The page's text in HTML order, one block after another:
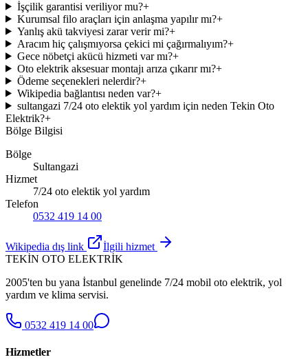
İşçilik garantisi veriliyor mu?+
Kurumsal filo araçları için anlaşma yapılır mı?+
Yanlış akü takviyesi zarar verir mi?+
Aracım hiç çalışmıyorsa çekici mi çağırmalıyım?+
Gece nöbetçi akücü hizmeti var mı?+
Oto elektrik aksesuar montajı arıza çıkarır mı?+
Ödeme seçenekleri nelerdir?+
Wikipedia bağlantısı neden var?+
sultangazi 7/24 oto elektik yol yardım için neden Tekin Oto
Elektrik?+
Bölge Bilgisi
Bölge
Sultangazi
Hizmet
7/24 oto elektik yol yardım
Telefon
0532 419 14 00
Wikipedia dış link
İlgili hizmet
TEKİN OTO ELEKTRİK
2005'ten bu yana İstanbul genelinde 7/24 mobil oto elektrik, yol
yardım ve klima servisi.
0532 419 14 00
Hizmetler